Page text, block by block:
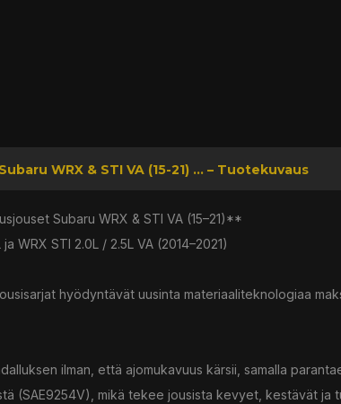
WRX & STI VA (15-21) ... – Tuotekuvaus
Subaru WRX & STI VA (15–21)**
WRX STI 2.0L / 2.5L VA (2014–2021)
hyödyntävät uusinta materiaaliteknologiaa
ilman, että ajomukavuus kärsii, samalla
(SAE9254V), mikä tekee jousista kevyet, kestävät ja